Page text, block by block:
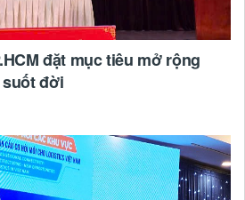
đặt mục tiêu mở rộng
đời